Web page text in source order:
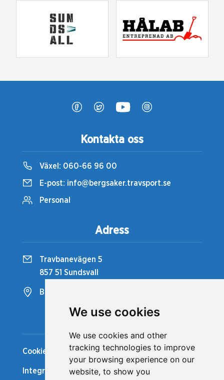
We use cookies
We use cookies and other
tracking technologies to improve
your browsing experience on our
website, to show you
Cookiepolicy
Integritetspolicy
Kontakta oss
Växel: 060-66 96 00
E-post: info@bergsaker.travsport.se
Personal
Adress
Travbanevägen 5
857 51 Sundsvall
Bergsåkers Travbana